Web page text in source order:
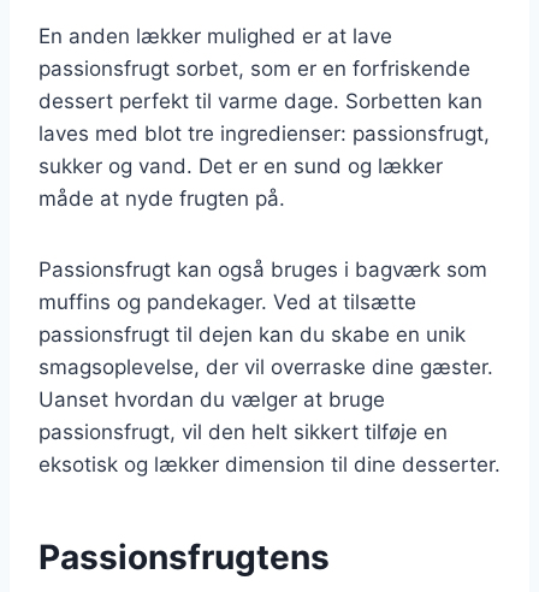
En anden lækker mulighed er at lave
passionsfrugt sorbet, som er en forfriskende
dessert perfekt til varme dage. Sorbetten kan
laves med blot tre ingredienser: passionsfrugt,
sukker og vand. Det er en sund og lækker
måde at nyde frugten på.
Passionsfrugt kan også bruges i bagværk som
muffins og pandekager. Ved at tilsætte
passionsfrugt til dejen kan du skabe en unik
smagsoplevelse, der vil overraske dine gæster.
Uanset hvordan du vælger at bruge
passionsfrugt, vil den helt sikkert tilføje en
eksotisk og lækker dimension til dine desserter.
Passionsfrugtens